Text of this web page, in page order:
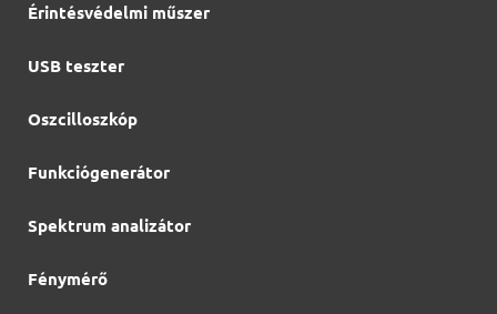
Érintésvédelmi műszer
USB teszter
Oszcilloszkóp
Funkciógenerátor
Spektrum analizátor
Fénymérő